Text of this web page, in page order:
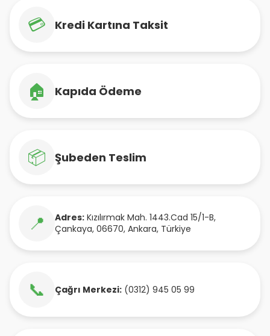
💳 Kredi Kartına Taksit
🏠 Kapıda Ödeme
📦 Şubeden Teslim
📍 Adres: Kızılırmak Mah. 1443.Cad 15/1-B,
Çankaya, 06670, Ankara, Türkiye
📞 Çağrı Merkezi: (0312) 945 05 99